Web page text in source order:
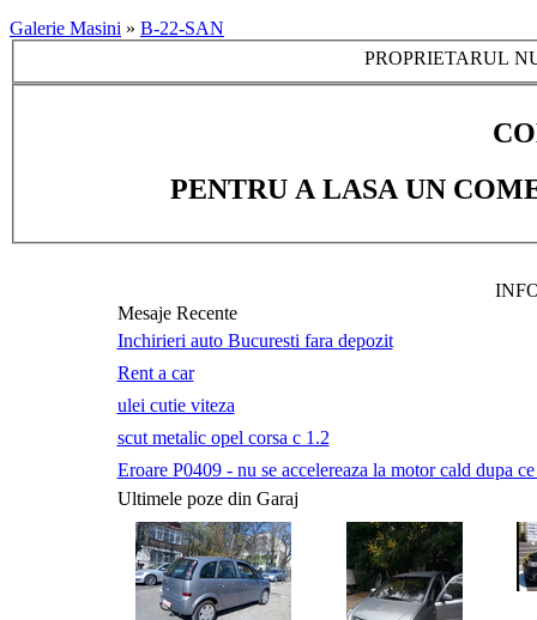
Galerie Masini » B-22-SAN
PROPRIETARUL
PENTRU A LASA UN
Mesaje Recente
Inchirieri auto Bucuresti fara depozit
Rent a car
ulei cutie viteza
scut metalic opel corsa c 1.2
Eroare P0409 - nu se accelereaza la motor cald dupa
Ultimele poze din Garaj